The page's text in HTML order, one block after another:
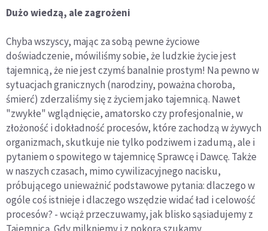
Dużo wiedzą, ale zagrożeni
Chyba wszyscy, mając za sobą pewne życiowe
doświadczenie, mówiliśmy sobie, że ludzkie życie jest
tajemnicą, że nie jest czymś banalnie prostym! Na pewno w
sytuacjach granicznych (narodziny, poważna choroba,
śmierć) zderzaliśmy się z życiem jako tajemnicą. Nawet
"zwykłe" wglądnięcie, amatorsko czy profesjonalnie, w
złożoność i dokładność procesów, które zachodzą w żywych
organizmach, skutkuje nie tylko podziwem i zadumą, ale i
pytaniem o spowitego w tajemnicę Sprawcę i Dawcę. Także
w naszych czasach, mimo cywilizacyjnego nacisku,
próbującego unieważnić podstawowe pytania: dlaczego w
ogóle coś istnieje i dlaczego wszędzie widać ład i celowość
procesów? - wciąż przeczuwamy, jak blisko sąsiadujemy z